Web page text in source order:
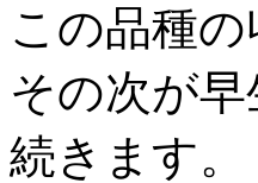
この品種
その次が
続きます。